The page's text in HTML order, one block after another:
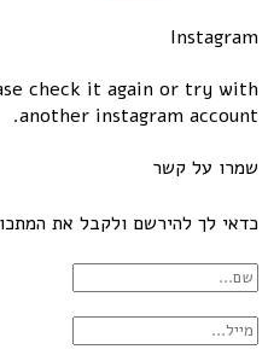
Instagram
check it again or try with
another instagram account.
שמרו על קשר
כדאי לך להירשם ולקבל את